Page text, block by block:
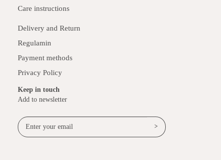
Care instructions
Delivery and Return
Regulamin
Payment methods
Privacy Policy
Keep in touch
Add to newsletter
>